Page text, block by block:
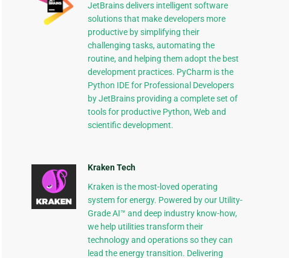
JetBrains delivers intelligent software
solutions that make developers more
productive by simplifying their
challenging tasks, automating the
routine, and helping them adopt the best
development practices. PyCharm is the
Python IDE for Professional Developers
by JetBrains providing a complete set of
tools for productive Python, Web and
scientific development.
Kraken Tech
Kraken is the most-loved operating
system for energy. Powered by our Utility-
Grade AI™ and deep industry know-how,
we help utilities transform their
technology and operations so they can
lead the energy transition. Delivering